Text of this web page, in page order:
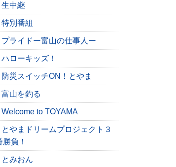
生中継
特別番組
プライドー富山の仕事人ー
ハローキッズ！
防災スイッチON！とやま
富山を釣る
Welcome to TOYAMA
とやまドリームプロジェクト３
勝負！
とみおん